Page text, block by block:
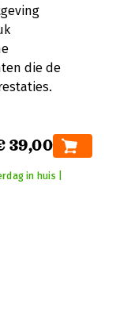
die de
39,00
in huis |